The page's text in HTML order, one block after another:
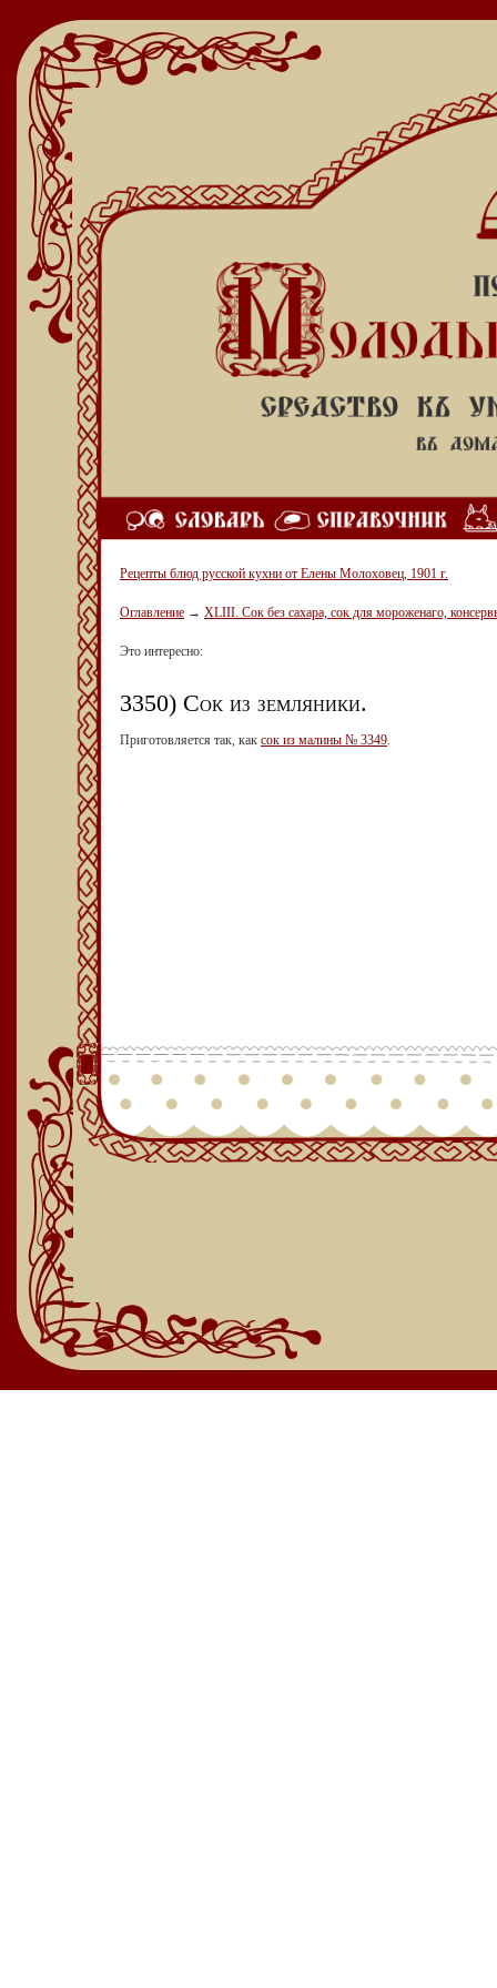
Рецепты блюд русской кухни от Елены Молоховец, 1901 г.
Оглавление → ХLIII. Сок без сахара, сок для мороженаго,
Это интересно:
3350) Сок из земляники.
Приготовляется так, как сок из малины № 3349.